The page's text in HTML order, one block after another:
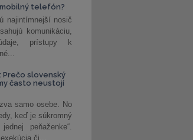
telefón?
najintímnejší nosič
komunikáciu,
prístupy k
Prečo slovenský
často neustojí
samo osebe. No
keď je súkromný
peňaženke“.
či...